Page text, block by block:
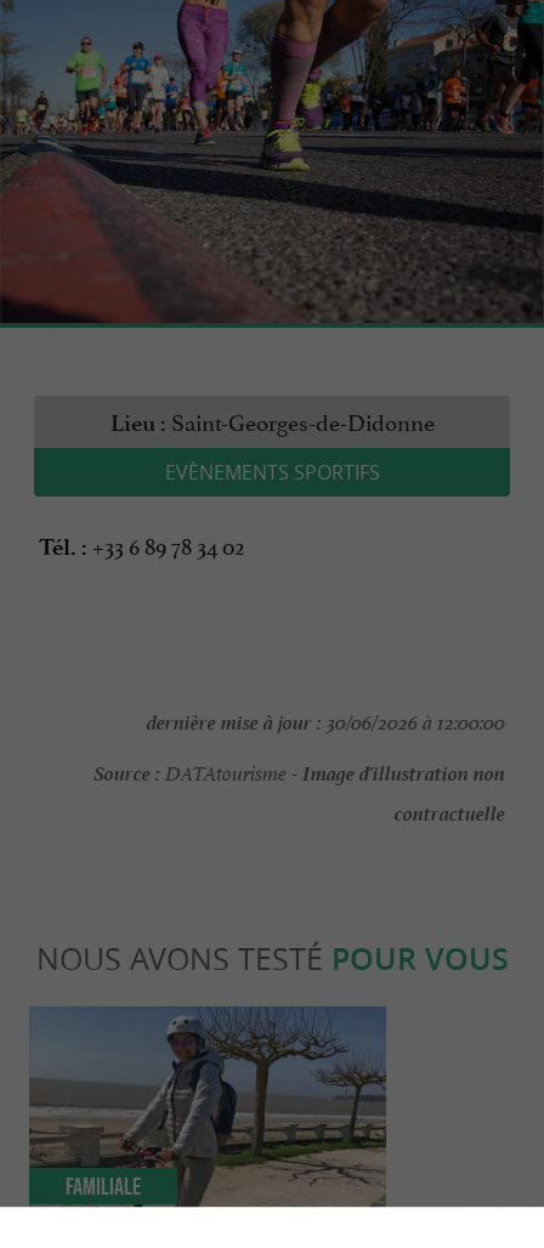
Lieu : Saint-Georges-de-Didonne
EVÈNEMENTS SPORTIFS
Tél. : +33 6 89 78 34 02
dernière mise à jour : 30/06/2026 à 12:00:00
Source : DATAtourisme -Image d'illustration non
contractuelle
NOUS AVONS TESTÉ POUR VOUS
Familiale